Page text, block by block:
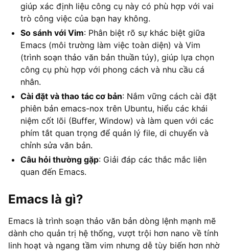
giúp xác định liệu công cụ này có phù hợp với vai
trò công việc của bạn hay không.
So sánh với Vim: Phân biệt rõ sự khác biệt giữa
Emacs (môi trường làm việc toàn diện) và Vim
(trình soạn thảo văn bản thuần túy), giúp lựa chọn
công cụ phù hợp với phong cách và nhu cầu cá
nhân.
Cài đặt và thao tác cơ bản: Nắm vững cách cài đặt
phiên bản emacs-nox trên Ubuntu, hiểu các khái
niệm cốt lõi (Buffer, Window) và làm quen với các
phím tắt quan trọng để quản lý file, di chuyển và
chỉnh sửa văn bản.
Câu hỏi thường gặp: Giải đáp các thắc mắc liên
quan đến Emacs.
Emacs là gì?
Emacs là trình soạn thảo văn bản dòng lệnh mạnh mẽ
dành cho quản trị hệ thống, vượt trội hơn nano về tính
linh hoạt và ngang tầm vim nhưng dễ tùy biến hơn nhờ